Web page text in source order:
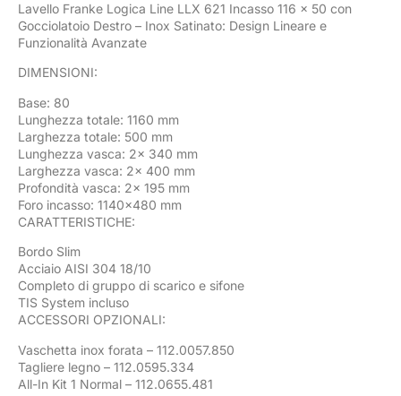
Lavello Franke Logica Line LLX 621 Incasso 116 x 50 con
Gocciolatoio Destro – Inox Satinato: Design Lineare e
Funzionalità Avanzate
DIMENSIONI:
Base: 80
Lunghezza totale: 1160 mm
Larghezza totale: 500 mm
Lunghezza vasca: 2x 340 mm
Larghezza vasca: 2x 400 mm
Profondità vasca: 2x 195 mm
Foro incasso: 1140×480 mm
CARATTERISTICHE:
Bordo Slim
Acciaio AISI 304 18/10
Completo di gruppo di scarico e sifone
TIS System incluso
ACCESSORI OPZIONALI:
Vaschetta inox forata – 112.0057.850
Tagliere legno – 112.0595.334
All-In Kit 1 Normal – 112.0655.481